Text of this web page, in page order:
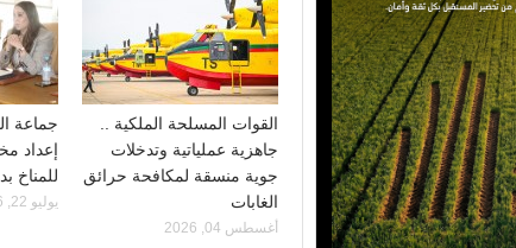
القوات المسلحة الملكية ..
جاهزية عملياتية وتدخلات
جوية منسقة لمكافحة حرائق
الغابات
أغسطس 04, 2026
جماعة
إعداد
للمناخ
يوليو 22, 2026